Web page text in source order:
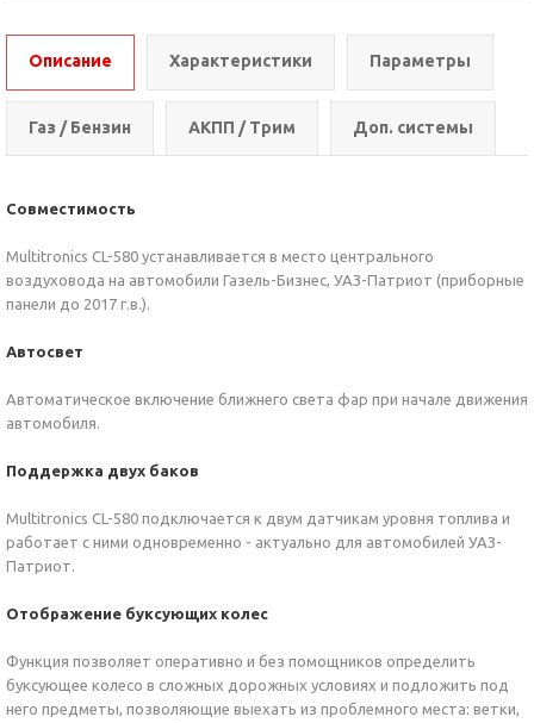
Описание Характеристики Параметры
Газ / Бензин АКПП / Трим Доп. системы
Совместимость
Multitronics CL-580 устанавливается в место центрального
воздуховода на автомобили Газель-Бизнес, УАЗ-Патриот (приборные
панели до 2017 г.в.).
Автосвет
Автоматическое включение ближнего света фар при начале движения
автомобиля.
Поддержка двух баков
Multitronics CL-580 подключается к двум датчикам уровня топлива и
работает с ними одновременно - актуально для автомобилей УАЗ-
Патриот.
Отображение буксующих колес
Функция позволяет оперативно и без помощников определить
буксующее колесо в сложных дорожных условиях и подложить под
него предметы, позволяющие выехать из проблемного места: ветки,